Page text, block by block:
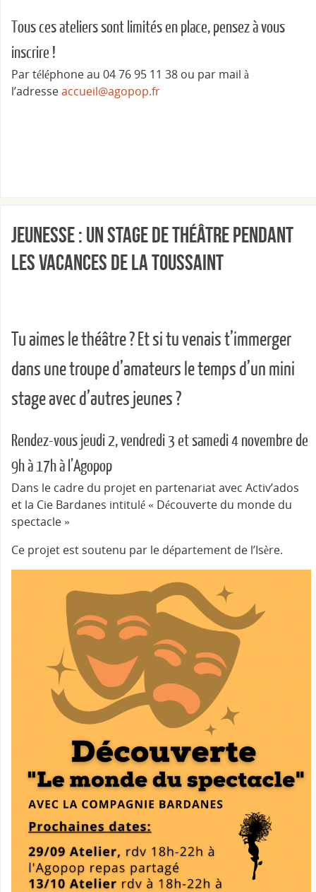
Tous ces ateliers sont limités en place, pensez à vous
inscrire !
Par téléphone au 04 76 95 11 38 ou par mail à
l’adresseaccueil@agopop.fr
Jeunesse : un stage de théâtre pendant
les vacances de la Toussaint
Tu aimes le théâtre ? Et si tu venais t’immerger
dans une troupe d’amateurs le temps d’un mini
stage avec d’autres jeunes ?
Rendez-vous jeudi 2, vendredi 3 et samedi 4 novembre de
9h à 17h à l’Agopop
Dans le cadre du projet en partenariat avec Activ’ados
et la Cie Bardanes intitulé « Découverte du monde du
spectacle »
Ce projet est soutenu par le département de l’Isère.